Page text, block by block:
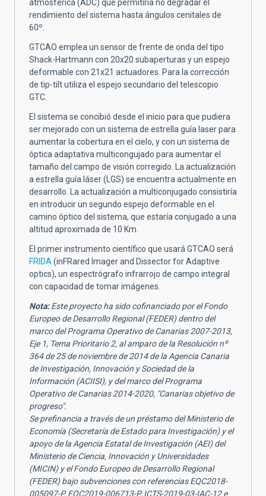
atmosférica (ADC) que permitiría no degradar el
rendimiento del sistema hasta ángulos cenitales de
60º.
GTCAO emplea un sensor de frente de onda del tipo
Shack-Hartmann con 20x20 subaperturas y un espejo
deformable con 21x21 actuadores. Para la corrección
de tip-tilt utiliza el espejo secundario del telescopio
GTC.
El sistema se concibió desde el inicio para que pudiera
ser mejorado con un sistema de estrella guía laser para
aumentar la cobertura en el cielo, y con un sistema de
óptica adaptativa multicongujado para aumentar el
tamaño del campo de visión corregido. La actualización
a estrella guía láser (LGS) se encuentra actualmente en
desarrollo. La actualización a multiconjugado consistiría
en introducir un segundo espejo deformable en el
camino óptico del sistema, que estaría conjugado a una
altitud aproximada de 10 Km.
El primer instrumento científico que usará GTCAO será
FRIDA(inFRared Imager and Dissector for Adaptive
optics), un espectrógrafo infrarrojo de campo integral
con capacidad de tomar imágenes.
Nota: Este proyecto ha sido cofinanciado por el Fondo
Europeo de Desarrollo Regional (FEDER) dentro del
marco del Programa Operativo de Canarias 2007-2013,
Eje 1, Tema Prioritario 2, al amparo de la Resolución nº
364 de 25 de noviembre de 2014 de la Agencia Canaria
de Investigación, Innovación y Sociedad de la
Información (ACIISI), y del marco del Programa
Operativo de Canarias 2014-2020, "Canarias objetivo de
progreso".
Se prefinancia a través de un préstamo del Ministerio de
Economía (Secretaría de Estado para Investigación) y el
apoyo de la Agencia Estatal de Investigación (AEI) del
Ministerio de Ciencia, Innovación y Universidades
(MICIN) y el Fondo Europeo de Desarrollo Regional
(FEDER) bajo subvenciones con referencias EQC2018-
005097-P, EQC2019-006713-P, ICTS-2019-03-IAC-12 e